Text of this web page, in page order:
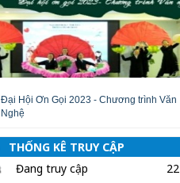
Đại Hội Ơn Gọi 2023 - Chương trình Văn
Nghệ
THỐNG KÊ TRUY CẬP
Đang truy cập
22